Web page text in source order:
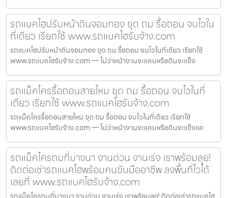
รถแบคโฮปรับหน้าดินจอมทอง ขุด ถม รื้อถอน จบไวใน
ที่เดียว เรียกใช้ www.รถแบคโฮรับจ้าง.com
รถแบคโฮปรับหน้าดินจอมทอง ขุด ถม รื้อถอน จบไวในที่เดียว เรียกใช้
www.รถแบคโฮรับจ้าง.com — ไม่ว่าหน้างานจะแคบหรือดินจะแข็ง
รถแม็คโครรื้อถอนสายไหม ขุด ถม รื้อถอน จบไวในที่
เดียว เรียกใช้ www.รถแบคโฮรับจ้าง.com
รถแม็คโครรื้อถอนสายไหม ขุด ถม รื้อถอน จบไวในที่เดียว เรียกใช้
www.รถแบคโฮรับจ้าง.com — ไม่ว่าหน้างานจะแคบหรือดินจะแข็งแค
รถแม็คโครถมที่บางนา งานด่วน งานเร่ง เราพร้อมลุย!
ติดต่อเช่ารถแบคโฮพร้อมคนขับมืออาชีพ ลงพื้นที่ไวได้
เลยที่ www.รถแบคโฮรับจ้าง.com